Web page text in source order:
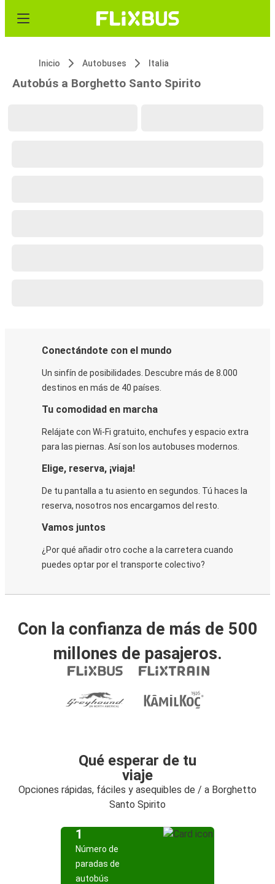
Inicio Autobuses Italia
Autobús a Borghetto Santo Spirito
Conectándote con el mundo
Un sinfín de posibilidades. Descubre más de 8.000
destinos en más de 40 países.
Tu comodidad en marcha
Relájate con Wi-Fi gratuito, enchufes y espacio extra
para las piernas. Así son los autobuses modernos.
Elige, reserva, ¡viaja!
De tu pantalla a tu asiento en segundos. Tú haces la
reserva, nosotros nos encargamos del resto.
Vamos juntos
¿Por qué añadir otro coche a la carretera cuando
puedes optar por el transporte colectivo?
Con la confianza de más de 500
millones de pasajeros.
Qué esperar de tu
viaje
Opciones rápidas, fáciles y asequibles de / a Borghetto
Santo Spirito
1
Número de
paradas de
autobús